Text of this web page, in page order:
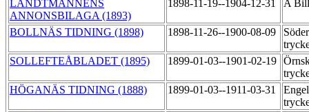
LANDTMANNENS
ANNONSBILAGA (1893)
1898-11-19--1904-12-31 A
BOLLNÄS TIDNING (1898) 1898-11-26--1900-08-09
SOLLEFTEÅBLADET (1895)
1899-01-03--1901-02-19
HÖGANÄS TIDNING (1888)
1899-01-03--1911-03-31